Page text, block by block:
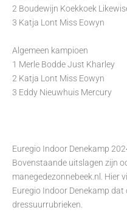
2 Boudewijn Koekkoek
3 Katja Lont Miss Eowyn
Algemeen kampioen
1 Merle Bodde Just Kharley
2 Katja Lont Miss Eowyn
3 Eddy Nieuwhuis Mercury
Euregio Indoor Denekamp
Bovenstaande uitslagen zijn
manegedezonnebeek.nl. Hier
Euregio Indoor Denekamp
dressuurrubrieken.